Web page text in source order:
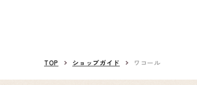
TOP ショップガイド ワコール